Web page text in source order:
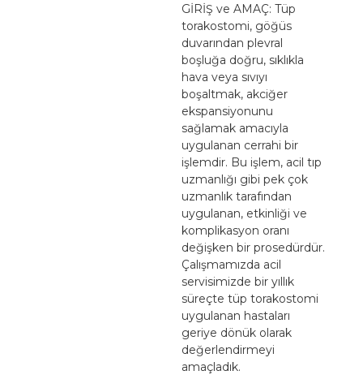
GİRİŞ ve AMAÇ: Tüp
torakostomi, göğüs
duvarından plevral
boşluğa doğru, sıklıkla
hava veya sıvıyı
boşaltmak, akciğer
ekspansiyonunu
sağlamak amacıyla
uygulanan cerrahi bir
işlemdir. Bu işlem, acil tıp
uzmanlığı gibi pek çok
uzmanlık tarafından
uygulanan, etkinliği ve
komplikasyon oranı
değişken bir prosedürdür.
Çalışmamızda acil
servisimizde bir yıllık
süreçte tüp torakostomi
uygulanan hastaları
geriye dönük olarak
değerlendirmeyi
amaçladık.